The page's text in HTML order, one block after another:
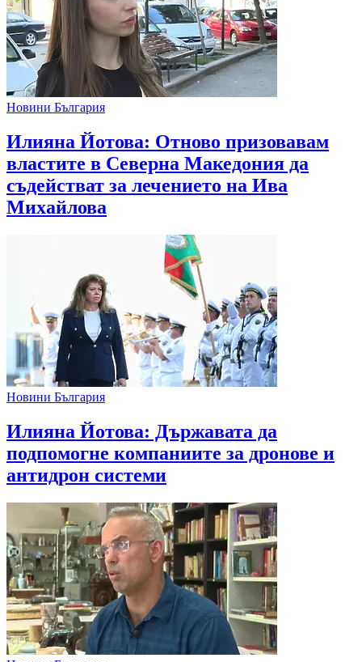
Новини България
Илияна Йотова: Отново призовавам
властите в Северна Македония да
съдействат за лечението на Ива
Михайлова
Новини България
Илияна Йотова: Държавата да
подпомогне компаниите за дронове и
антидрон системи